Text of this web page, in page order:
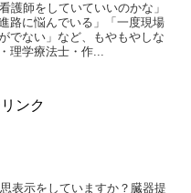
護師をしていていいのかな」
路に悩んでいる」「一度現場
でない」など、もやもやしな
理学療法士・作...
ンク
表示をしていますか？臓器提